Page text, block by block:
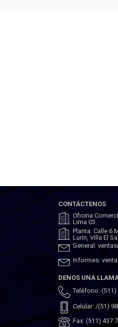
CONTÁCTENOS
Oficina
Lima 03.
Planta: Calle 6
Lurín, Villa El
General:
Informes:
DENOS UNA
Teléfono: (511)
Celular: /(51)
Fax: (511) 437